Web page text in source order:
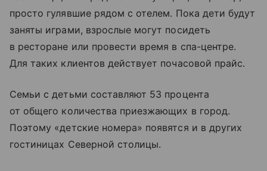
просто гулявшие рядом с отелем. Пока дети будут
заняты играми, взрослые могут посидеть
в ресторане или провести время в спа-центре.
Для таких клиентов действует почасовой прайс.
Семьи с детьми составляют 53 процента
от общего количества приезжающих в город.
Поэтому «детские номера» появятся и в других
гостиницах Северной столицы.